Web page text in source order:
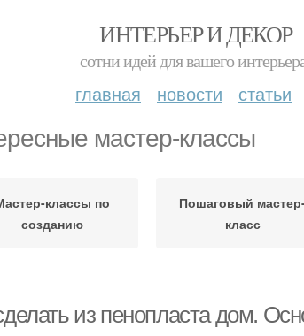
ИНТЕРЬЕР И ДЕКОР
сотни идей для вашего
главная новости статьи
мастер-классы
классы по
созданию
Пошаговый
класс
из пенопласта дом.